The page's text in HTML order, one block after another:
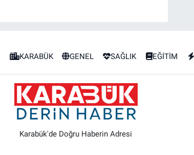
KARABÜK GENEL SAĞLIK EĞİTİM
Karabük'de Doğru Haberin Adresi